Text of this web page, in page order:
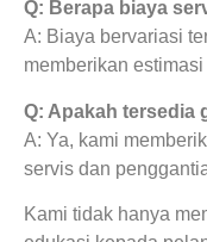
Q: Berapa biaya
A: Biaya bervariasi
memberikan
Q: Apakah tersedia
A: Ya, kami
servis dan
Kami tidak hanya